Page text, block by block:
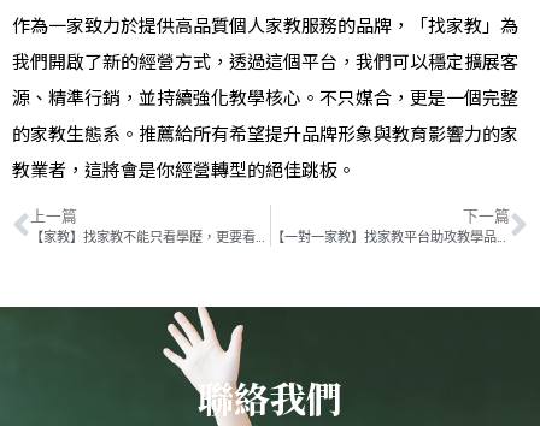
作為一家致力於提供高品質個人家教服務的品牌，「找家教」為
我們開啟了新的經營方式，透過這個平台，我們可以穩定擴展客
源、精準行銷，並持續強化教學核心。不只媒合，更是一個完整
的家教生態系。推薦給所有希望提升品牌形象與教育影響力的家
教業者，這將會是你經營轉型的絕佳跳板。
上一篇
【家教】找家教不能只看學歷，更要看能不能教會孩子
下一篇
【一對一家教】找家教平台助攻教學品牌擴展
聯絡我們